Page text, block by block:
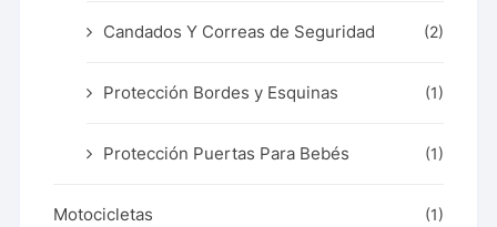
Candados Y Correas de Seguridad (2)
Protección Bordes y Esquinas (1)
Protección Puertas Para Bebés (1)
Motocicletas (1)